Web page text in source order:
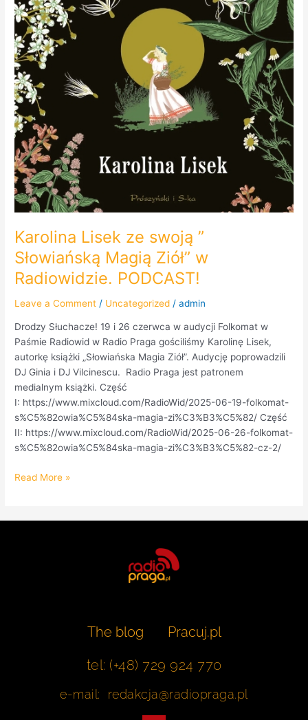
Karolina Lisek ze swoją ”
Słowiańską Magią Ziół” w
Radiowidzie. PODCAST!
Leave a Comment / Uncategorized /admin
Drodzy Słuchacze! 19 i 26 czerwca w audycji Folkomat w
Paśmie Radiowid w Radio Praga gościliśmy Karolinę Lisek,
autorkę książki „Słowiańska Magia Ziół”. Audycję poprowadzili
DJ Ginia i DJ Vilcinescu. Radio Praga jest patronem
medialnym książki. Część
I: https://www.mixcloud.com/RadioWid/2025-06-19-folkomat-
s%C5%82owia%C5%84ska-magia-zi%C3%B3%C5%82/ Część
II: https://www.mixcloud.com/RadioWid/2025-06-26-folkomat-
s%C5%82owia%C5%84ska-magia-zi%C3%B3%C5%82-cz-2/
Read More »
The blog
Pracuj.pl
tel: (+48) 729 924 770
e-mail: redakcja@radiopraga.pl